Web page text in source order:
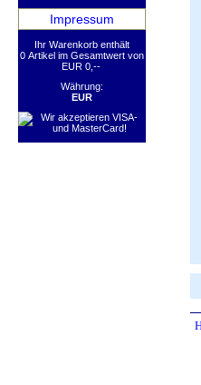
Impressum
Ihr Warenkorb enthält
0 Artikel im Gesamtwert von
EUR 0,--
Währung:
EUR